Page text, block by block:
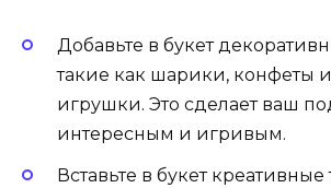
Добавьте в букет
такие как шарики, конфеты
игрушки. Это сделает ваш
интересным и игривым.
Вставьте в букет